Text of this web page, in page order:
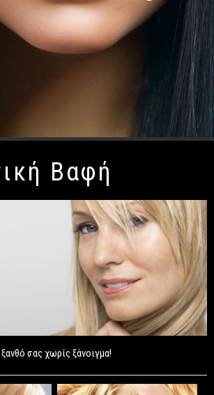
Βαφή
σας χωρίς ξάνοιγμα!